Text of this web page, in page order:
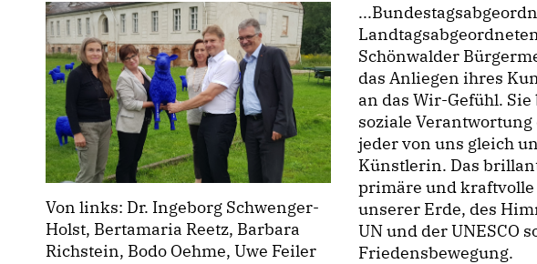
Von links: Dr. Ingeborg Schwenger-
Holst, Bertamaria Reetz, Barbara
Richstein, Bodo Oehme, Uwe Feiler
Schönwalder
das Anliegen ihres
an das Wir-Gefühl.
soziale
jeder von uns gleich
Künstlerin. Das
primäre und kraftvolle
unserer Erde, des
UN und der UNESCO
Friedensbewegung.